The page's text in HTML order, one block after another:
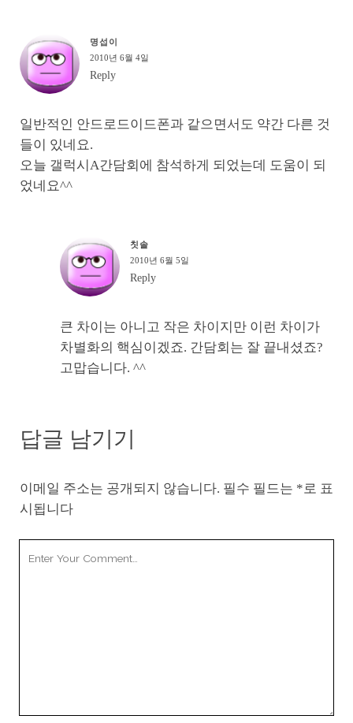
명섭이
2010년 6월 4일
Reply
일반적인 안드로드이드폰과 같으면서도 약간 다른 것
들이 있네요.
오늘 갤럭시A간담회에 참석하게 되었는데 도움이 되
었네요^^
칫솔
2010년 6월 5일
Reply
큰 차이는 아니고 작은 차이지만 이런 차이가
차별화의 핵심이겠죠. 간담회는 잘 끝내셨죠?
고맙습니다. ^^
답글 남기기
이메일 주소는 공개되지 않습니다. 필수 필드는 *로 표
시됩니다